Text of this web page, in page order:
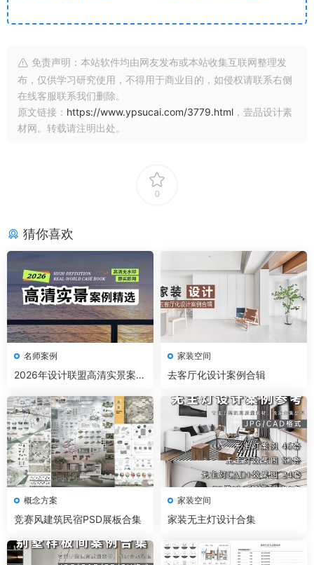
免责声明：本站软件均由网友发布或本站收集互联网整理发
布，仅供学习研究使用，不得用于商业目的，如侵权请联系右侧
在线客服联系我们删除。
原文链接： https://www.ypsucai.com/3779.html ，壹品设计素
材网。转载请注明出处。
0
猜你喜欢
名师案例
2026年设计联盟高清实景案例
家装空间
去客厅化设计案例合辑
概念方案
竞赛风建筑民宿PSD展板合集
家装空间
家装无主灯设计合集